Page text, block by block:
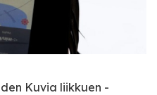
Kuvia liikkuen -